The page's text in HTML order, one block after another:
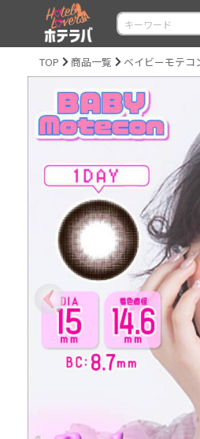
TOP 商品一覧 ベイビーモテコ